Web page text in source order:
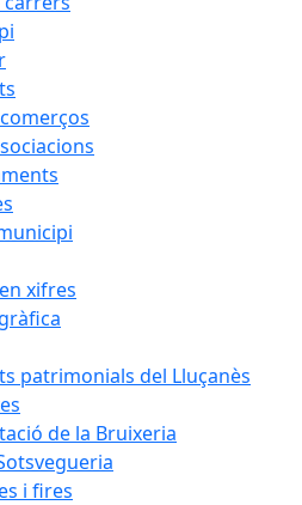
xifres
patrimonials del Lluçanès
de la Bruixeria
i fires